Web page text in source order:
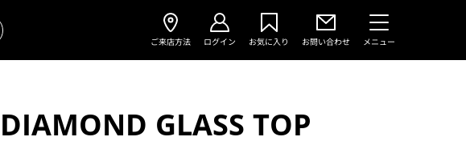
ご来店方法 ログイン お気に入り お問い合わせ メニュー
DIAMOND GLASS TOP